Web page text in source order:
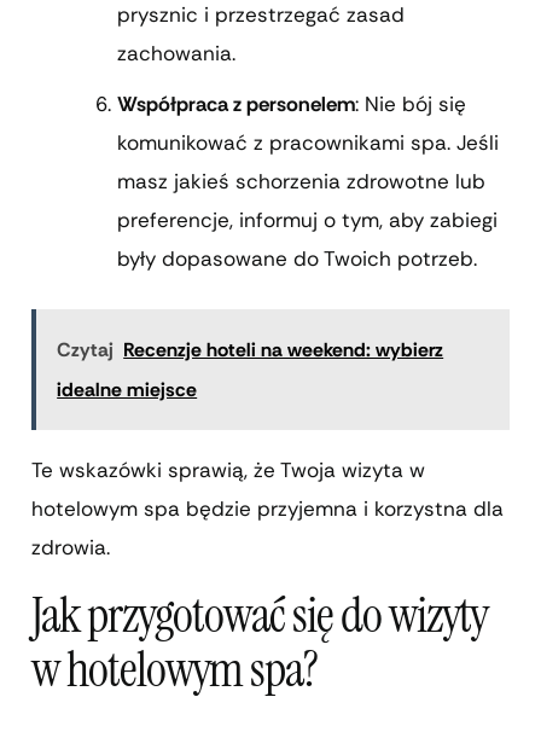
prysznic i przestrzegać zasad
zachowania.
Współpraca z personelem: Nie bój się
komunikować z pracownikami spa. Jeśli
masz jakieś schorzenia zdrowotne lub
preferencje, informuj o tym, aby zabiegi
były dopasowane do Twoich potrzeb.
Czytaj Recenzje hoteli na weekend: wybierz
idealne miejsce
Te wskazówki sprawią, że Twoja wizyta w
hotelowym spa będzie przyjemna i korzystna dla
zdrowia.
Jak przygotować się do wizyty
w hotelowym spa?